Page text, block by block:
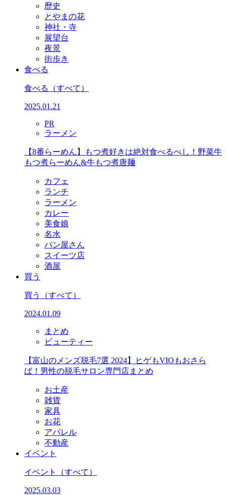
歴史
とやまの花
神社・寺
展望台
夜景
街歩き
食べる
食べる （すべて）
2025.01.21
PR
ラーメン
【8番らーめん】もつ煮好きは絶対食べるべし！野菜牛
もつ煮らーめん&牛もつ煮唐麺
カフェ
ランチ
ラーメン
カレー
美食娘
名水
パン屋さん
スイーツ店
酒屋
買う
買う （すべて）
2024.01.09
まとめ
ビューティー
【富山のメンズ脱毛7選 2024】ヒゲもVIOもおさら
ば！男性の脱毛サロン専門店まとめ
お土産
雑貨
家具
お花
アパレル
不動産
イベント
イベント （すべて）
2025.03.03